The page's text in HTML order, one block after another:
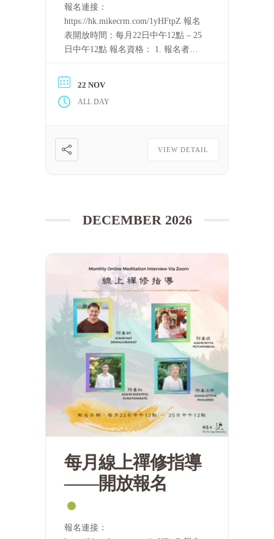
報名連接：
https://hk.mikecrm.com/1yHFtpZ 報名
表開放時間：每月22日中午12點 – 25
日中午12點 報名資格： 1. 報名者需
「泰國四念處禪修課程」的音頻，或
只要可以滿足上述條件，每一位修
22 NOV
ALL DAY
VIEW DETAIL
DECEMBER 2026
每月線上禪修指導
——開放報名
報名連接：